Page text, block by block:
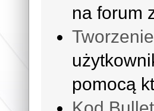
na forum
pomocą